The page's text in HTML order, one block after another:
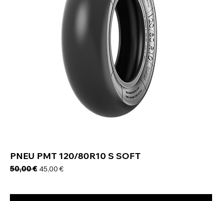
PNEU PMT 120/80R10 S SOFT
Prix original
50,00 € Prix promotionnel
45,00 €